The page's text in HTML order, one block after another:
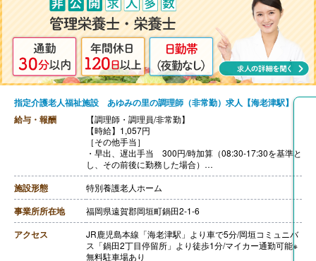
指定介護老人福祉施設 あゆみの里の調理師（非常勤）求人【海老津駅】
給与・報酬
【調理師・調理員/非常勤】
【時給】1,057円
［その他手当］
・早出、遅出手当 300円/時加算（08:30-17:30を基準と
し、その前後に勤務した場合）
【賞与】なし
【通勤手当】あり（上限20,900円/月）
【昇給】なし
【退職金】なし
施設形態 特別養護老人ホーム
事業所所在地 福岡県遠賀郡岡垣町鍋田2-1-6
アクセス
JR鹿児島本線「海老津駅」より車で5分/岡垣コミュニバ
ス「鍋田2丁目停留所」より徒歩1分/マイカー通勤可能※
無料駐車場あり